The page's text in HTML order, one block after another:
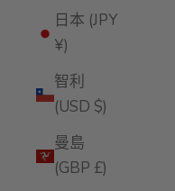
日本 (JPY
¥)
智利
(USD $)
曼島
(GBP £)